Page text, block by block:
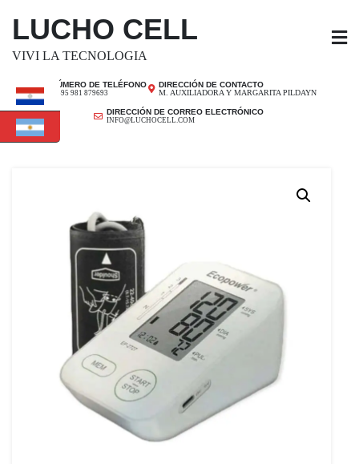
LUCHO CELL
VIVI LA TECNOLOGIA
NÚMERO DE TELÉFONO
+ 595 981 879693
DIRECCIÓN DE CONTACTO
M. AUXILIADORA Y MARGARITA PILDAYN
DIRECCIÓN DE CORREO ELECTRÓNICO
INFO@LUCHOCELL.COM